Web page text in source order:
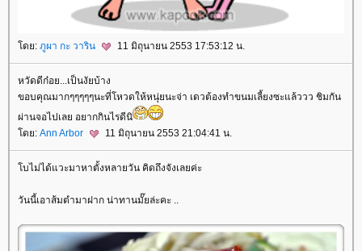
ดย: ภูผา กะ วาริน 11 มิถุนายน 2553 17:53:12 น.
หวัดดีก๋อย...เป็นงัยบ้าง
ขอบคุณมากๆๆๆๆๆนะที่โหวดให้หนุ่ยนะจ่า เดวต้องทำขนมเลี้ยงซะแล้ววว ชิมกัน
ผ่านจอไปเลย อยากกินไรดีนิ
ดย: Ann Arbor 11 มิถุนายน 2553 21:04:41 น.
บไม่ได้แวะมาหาตั้งหลายวัน คิดถึงจังเลยค่ะ
วันนี้เอาส้มตำมาฝาก น่าทานมั๊ยล่ะคะ ..